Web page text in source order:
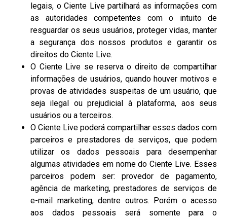
legais, o Ciente Live partilhará as informações com
as autoridades competentes com o intuito de
resguardar os seus usuários, proteger vidas, manter
a segurança dos nossos produtos e garantir os
direitos do Ciente Live.
O Ciente Live se reserva o direito de compartilhar
informações de usuários, quando houver motivos e
provas de atividades suspeitas de um usuário, que
seja ilegal ou prejudicial à plataforma, aos seus
usuários ou a terceiros.
O Ciente Live poderá compartilhar esses dados com
parceiros e prestadores de serviços, que podem
utilizar os dados pessoais para desempenhar
algumas atividades em nome do Ciente Live. Esses
parceiros podem ser: provedor de pagamento,
agência de marketing, prestadores de serviços de
e-mail marketing, dentre outros. Porém o acesso
aos dados pessoais será somente para o